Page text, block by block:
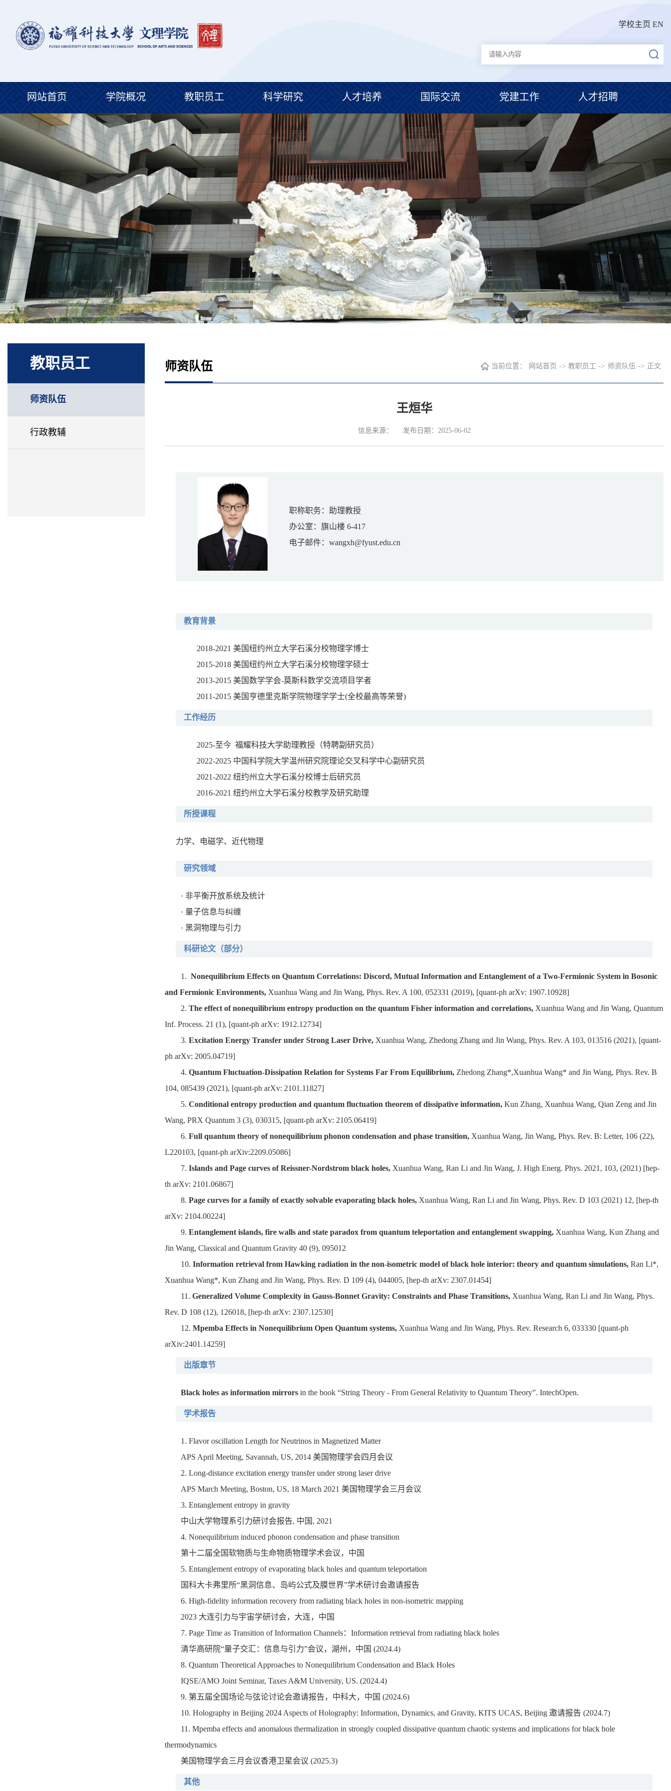
学校主页 EN
网站首页 学院概况 教职员工 科学研究 人才培养 国际交流 党建工作 人才招聘
教职员工
师资队伍
行政教辅
师资队伍 当前位置： 网站首页 -> 教职员工 -> 师资队伍 -> 正文
王烜华
信息来源： 发布日期：2025-06-02
职称职务：助理教授
办公室：旗山楼 6-417
电子邮件：wangxh@fyust.edu.cn
教育背景
2018-2021 美国纽约州立大学石溪分校物理学博士
2015-2018 美国纽约州立大学石溪分校物理学硕士
2013-2015 美国数学学会-莫斯科数学交流项目学者
2011-2015 美国亨德里克斯学院物理学学士(全校最高等荣誉)
工作经历
2025-至今 福耀科技大学助理教授（特聘副研究员）
2022-2025 中国科学院大学温州研究院理论交叉科学中心副研究员
2021-2022 纽约州立大学石溪分校博士后研究员
2016-2021 纽约州立大学石溪分校教学及研究助理
所授课程
力学、电磁学、近代物理
研究领域
· 非平衡开放系统及统计
· 量子信息与纠缠
· 黑洞物理与引力
科研论文（部分）
1. Nonequilibrium Effects on Quantum Correlations: Discord, Mutual Information and Entanglement of a Two-Fermionic System in Bosonic
and Fermionic Environments, Xuanhua Wang and Jin Wang, Phys. Rev. A 100, 052331 (2019), [quant-ph arXv: 1907.10928]
2. The effect of nonequilibrium entropy production on the quantum Fisher information and correlations, Xuanhua Wang and Jin Wang, Quantum
Inf. Process. 21 (1), [quant-ph arXv: 1912.12734]
3. Excitation Energy Transfer under Strong Laser Drive, Xuanhua Wang, Zhedong Zhang and Jin Wang, Phys. Rev. A 103, 013516 (2021), [quant-
ph arXv: 2005.04719]
4. Quantum Fluctuation-Dissipation Relation for Systems Far From Equilibrium, Zhedong Zhang*,Xuanhua Wang* and Jin Wang, Phys. Rev. B
104, 085439 (2021), [quant-ph arXv: 2101.11827]
5. Conditional entropy production and quantum fluctuation theorem of dissipative information, Kun Zhang, Xuanhua Wang, Qian Zeng and Jin
Wang, PRX Quantum 3 (3), 030315, [quant-ph arXv: 2105.06419]
6. Full quantum theory of nonequilibrium phonon condensation and phase transition, Xuanhua Wang, Jin Wang, Phys. Rev. B: Letter, 106 (22),
L220103, [quant-ph arXiv:2209.05086]
7. Islands and Page curves of Reissner-Nordstrom black holes, Xuanhua Wang, Ran Li and Jin Wang, J. High Energ. Phys. 2021, 103, (2021) [hep-
th arXv: 2101.06867]
8. Page curves for a family of exactly solvable evaporating black holes, Xuanhua Wang, Ran Li and Jin Wang, Phys. Rev. D 103 (2021) 12, [hep-th
arXv: 2104.00224]
9. Entanglement islands, fire walls and state paradox from quantum teleportation and entanglement swapping, Xuanhua Wang, Kun Zhang and
Jin Wang, Classical and Quantum Gravity 40 (9), 095012
10. Information retrieval from Hawking radiation in the non-isometric model of black hole interior: theory and quantum simulations, Ran Li*,
Xuanhua Wang*, Kun Zhang and Jin Wang, Phys. Rev. D 109 (4), 044005, [hep-th arXv: 2307.01454]
11. Generalized Volume Complexity in Gauss-Bonnet Gravity: Constraints and Phase Transitions, Xuanhua Wang, Ran Li and Jin Wang, Phys.
Rev. D 108 (12), 126018, [hep-th arXv: 2307.12530]
12. Mpemba Effects in Nonequilibrium Open Quantum systems, Xuanhua Wang and Jin Wang, Phys. Rev. Research 6, 033330 [quant-ph
arXiv:2401.14259]
出版章节
Black holes as information mirrors in the book “String Theory - From General Relativity to Quantum Theory”. IntechOpen.
学术报告
1. Flavor oscillation Length for Neutrinos in Magnetized Matter
APS April Meeting, Savannah, US, 2014 美国物理学会四月会议
2. Long-distance excitation energy transfer under strong laser drive
APS March Meeting, Boston, US, 18 March 2021 美国物理学会三月会议
3. Entanglement entropy in gravity
中山大学物理系引力研讨会报告, 中国, 2021
4. Nonequilibrium induced phonon condensation and phase transition
第十二届全国软物质与生命物质物理学术会议，中国
5. Entanglement entropy of evaporating black holes and quantum teleportation
国科大卡弗里所“黑洞信息、岛屿公式及膜世界”学术研讨会邀请报告
6. High-fidelity information recovery from radiating black holes in non-isometric mapping
2023 大连引力与宇宙学研讨会，大连，中国
7. Page Time as Transition of Information Channels：Information retrieval from radiating black holes
清华高研院“量子交汇：信息与引力”会议，湖州，中国 (2024.4)
8. Quantum Theoretical Approaches to Nonequilibrium Condensation and Black Holes
IQSE/AMO Joint Seminar, Taxes A&M University, US. (2024.4)
9. 第五届全国场论与弦论讨论会邀请报告，中科大，中国 (2024.6)
10. Holography in Beijing 2024 Aspects of Holography: Information, Dynamics, and Gravity, KITS UCAS, Beijing 邀请报告 (2024.7)
11. Mpemba effects and anomalous thermalization in strongly coupled dissipative quantum chaotic systems and implications for black hole
thermodynamics
美国物理学会三月会议香港卫星会议 (2025.3)
其他